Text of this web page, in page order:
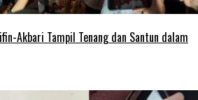
Akbari Tampil Tenang dan Santun dalam